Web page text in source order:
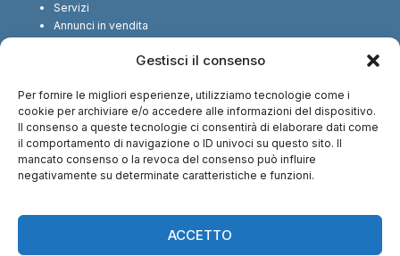
Gestisci il consenso
Per fornire le migliori esperienze, utilizziamo tecnologie come i
cookie per archiviare e/o accedere alle informazioni del dispositivo.
Il consenso a queste tecnologie ci consentirà di elaborare dati come
il comportamento di navigazione o ID univoci su questo sito. Il
mancato consenso o la revoca del consenso può influire
negativamente su determinate caratteristiche e funzioni.
ACCETTO
Servizi
Annunci in vendita
SEGUICI SUI SOCIAL
CI TROVI ANCHE SU: